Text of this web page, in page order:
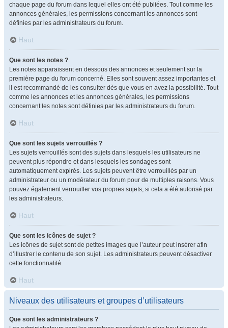
chaque page du forum dans lequel elles ont été publiées. Tout comme les
annonces générales, les permissions concernant les annonces sont
définies par les administrateurs du forum.
Haut
Que sont les notes ?
Les notes apparaissent en dessous des annonces et seulement sur la
première page du forum concerné. Elles sont souvent assez importantes et
il est recommandé de les consulter dès que vous en avez la possibilité. Tout
comme les annonces et les annonces générales, les permissions
concernant les notes sont définies par les administrateurs du forum.
Haut
Que sont les sujets verrouillés ?
Les sujets verrouillés sont des sujets dans lesquels les utilisateurs ne
peuvent plus répondre et dans lesquels les sondages sont
automatiquement expirés. Les sujets peuvent être verrouillés par un
administrateur ou un modérateur du forum pour de multiples raisons. Vous
pouvez également verrouiller vos propres sujets, si cela a été autorisé par
les administrateurs.
Haut
Que sont les icônes de sujet ?
Les icônes de sujet sont de petites images que l’auteur peut insérer afin
d’illustrer le contenu de son sujet. Les administrateurs peuvent désactiver
cette fonctionnalité.
Haut
Niveaux des utilisateurs et groupes d’utilisateurs
Que sont les administrateurs ?